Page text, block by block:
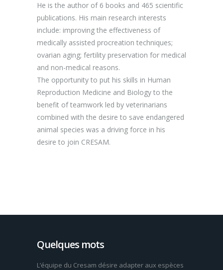
He is the author of 6 books and 465 scientific
publications. His main research interests
include: improving the effectiveness of
medically assisted procreation techniques;
ovarian aging; fertility preservation for medical
and non-medical reasons.
The opportunity to put his skills in Human
Reproduction Medicine and Biology to the
benefit of teamwork led by veterinarians
combined with the desire to save endangered
animal species was a driving force in his
desire to join CRESAM.
Quelques mots
L’équipe du Cresam désire adapter aux espèces